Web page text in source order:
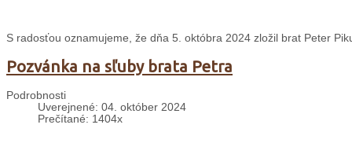
S radosťou oznamujeme, že dňa 5. októbra 2024 zložil brat Peter
Pozvánka na sľuby brata Petra
Podrobnosti
Uverejnené: 04. október 2024
Prečítané: 1404x